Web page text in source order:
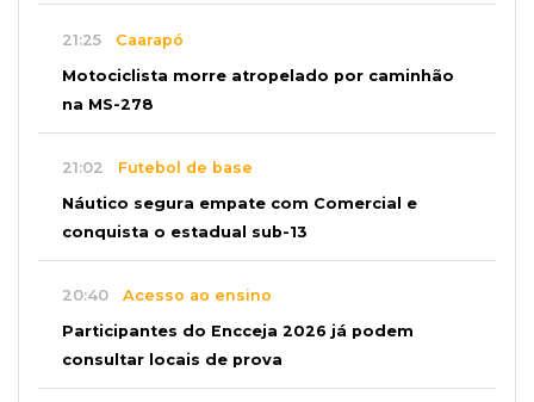
21:25 Caarapó
Motociclista morre atropelado por caminhão
na MS-278
21:02 Futebol de base
Náutico segura empate com Comercial e
conquista o estadual sub-13
20:40 Acesso ao ensino
Participantes do Encceja 2026 já podem
consultar locais de prova